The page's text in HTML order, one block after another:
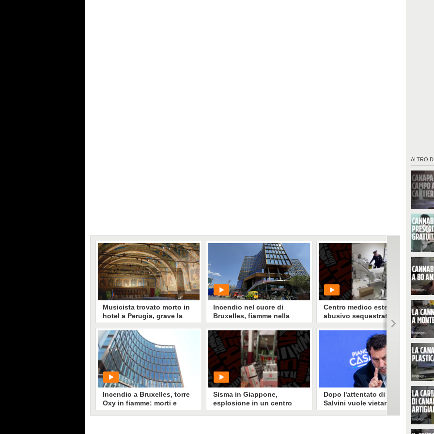
ALTRO DI
Musicista trovato morto in
hotel a Perugia, grave la
compagna: sospetta
intossicazione da
monossido
Un musicista 55enne è stato
trovato senza vita in una stanza
d’albergo nel centro di Perugia.
La compagna è ricoverata in gravi
condizioni.
Incendio a Bruxelles, torre
Oxy in fiamme: morti e
dispersi
Incendio nel cuore di
Bruxelles, fiamme nella
torre Oxy: almeno 5 morti,
vittime trovate in un
ascensore
PLAY
0• diSusanna Picone
Sisma in Giappone,
esplosione in un centro
commerciale, persone
Centro medico estetico
abusivo sequestrato ad
Afragola, poliziotti
municipali si fingono
PLAY
• diFanpage.it Napoli
Dopo l'attentato di Berlino,
Salvini vuole vietare la
concessione di spazi per i